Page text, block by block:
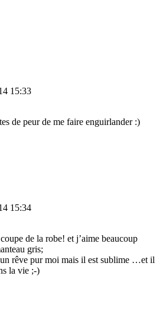
15:33
de peur de me faire enguirlander :)
15:34
de la robe! et j’aime beaucoup
gris;
rêve pur moi mais il est sublime …et il
la vie ;-)